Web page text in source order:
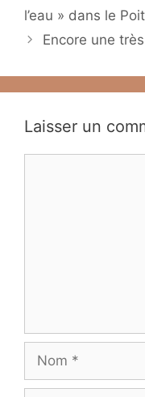
l’eau » dans le
Encore une
Laisser un